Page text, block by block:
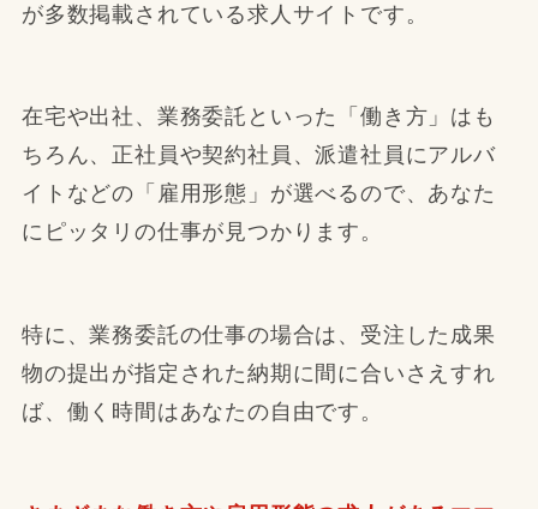
が多数掲載されている求人サイトです。
在宅や出社、業務委託といった「働き方」はも
ちろん、正社員や契約社員、派遣社員にアルバ
イトなどの「雇用形態」が選べるので、あなた
にピッタリの仕事が見つかります。
特に、業務委託の仕事の場合は、受注した成果
物の提出が指定された納期に間に合いさえすれ
ば、働く時間はあなたの自由です。